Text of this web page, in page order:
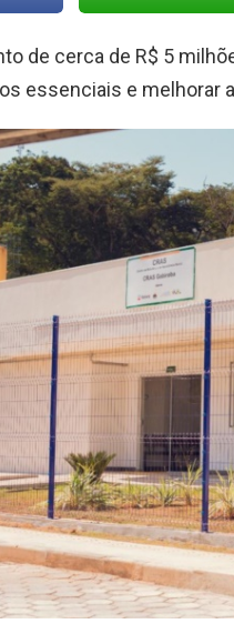
de cerca de R$ 5
essenciais e melhorar